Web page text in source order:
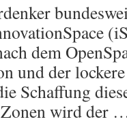
dem
und der
Schaffung
Zonen wird der